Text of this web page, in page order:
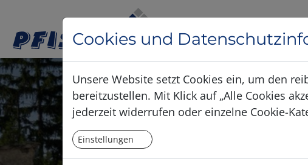
Cookies und
Unsere Website setzt Cookies ein, um den
bereitzustellen. Mit Klick auf „Alle Cookies
jederzeit widerrufen oder einzelne Cookie-
Einstellungen